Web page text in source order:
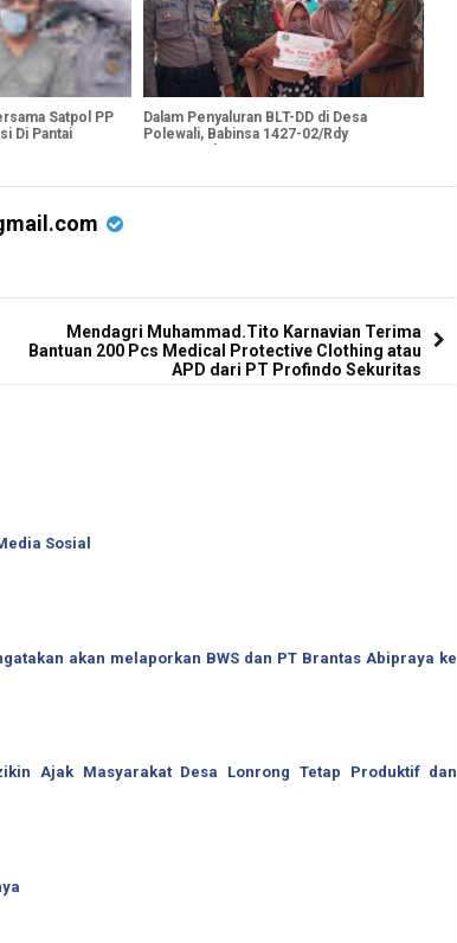
Satpol PP
Di Pantai
Dalam Penyaluran BLT-DD di Desa
Polewali, Babinsa 1427-02/Rdy
Mendagri Muhammad.Tito Karnavian Terima
Bantuan 200 Pcs Medical Protective Clothing atau
APD dari PT Profindo Sekuritas
Sosial
akan melaporkan BWS dan PT Brantas Abipraya ke
Ajak Masyarakat Desa Lonrong Tetap Produktif dan